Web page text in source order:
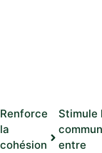
Renforce
la
cohésion
Stimule
entre